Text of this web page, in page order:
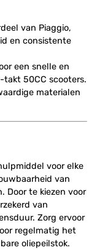
van Piaggio,
en consistente
een snelle en
50CC scooters.
materialen
voor elke
van
Door te kiezen voor
van
Zorg ervoor
regelmatig het
oliepeilstok.